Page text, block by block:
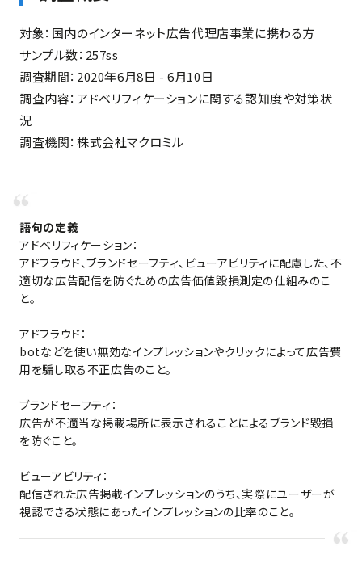
対象：国内のインターネット広告代理店事業に携わる方
サンプル数：257ss
調査期間：2020年6月8日 - 6月10日
調査内容：アドベリフィケーションに関する認知度や対策状
況
調査機関：株式会社マクロミル
語句の定義
アドベリフィケーション：
アドフラウド、ブランドセーフティ、ビューアビリティに配慮した、不
適切な広告配信を防ぐための広告価値毀損測定の仕組みのこ
と。
アドフラウド：
botなどを使い無効なインプレッションやクリックによって広告費
用を騙し取る不正広告のこと。
ブランドセーフティ：
広告が不適当な掲載場所に表示されることによるブランド毀損
を防ぐこと。
ビューアビリティ：
配信された広告掲載インプレッションのうち、実際にユーザーが
視認できる状態にあったインプレッションの比率のこと。